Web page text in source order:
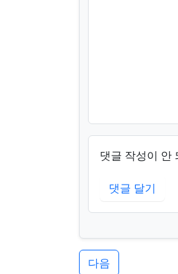
댓글 작성이 안
댓글 달기
다음